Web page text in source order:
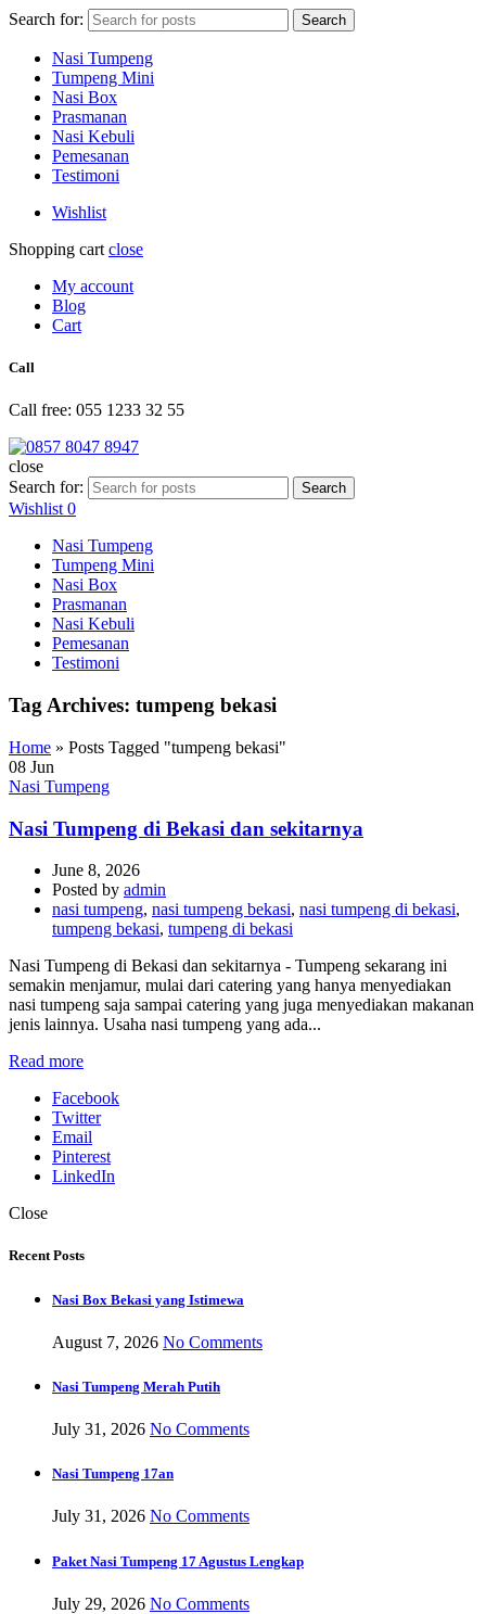
Search for: Search
Nasi Tumpeng
Tumpeng Mini
Nasi Box
Prasmanan
Nasi Kebuli
Pemesanan
Testimoni
Wishlist
Shopping cart close
My account
Blog
Cart
Call
Call free: 055 1233 32 55
close
Search for:
Search
Wishlist 0
Nasi Tumpeng
Tumpeng Mini
Nasi Box
Prasmanan
Nasi Kebuli
Pemesanan
Testimoni
Tag Archives: tumpeng bekasi
Home » Posts Tagged "tumpeng bekasi"
08 Jun
Nasi Tumpeng
Nasi Tumpeng di Bekasi dan sekitarnya
June 8, 2026
Posted by admin
nasi tumpeng, nasi tumpeng bekasi, nasi tumpeng di bekasi,
tumpeng bekasi, tumpeng di bekasi
Nasi Tumpeng di Bekasi dan sekitarnya - Tumpeng sekarang ini
semakin menjamur, mulai dari catering yang hanya menyediakan
nasi tumpeng saja sampai catering yang juga menyediakan makanan
jenis lainnya. Usaha nasi tumpeng yang ada...
Read more
Facebook
Twitter
Email
Pinterest
LinkedIn
Close
Recent Posts
Nasi Box Bekasi yang Istimewa
August 7, 2026 No Comments
Nasi Tumpeng Merah Putih
July 31, 2026 No Comments
Nasi Tumpeng 17an
July 31, 2026 No Comments
Paket Nasi Tumpeng 17 Agustus Lengkap
July 29, 2026 No Comments